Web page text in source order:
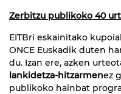
Zerbitzu publikoko 40
EITBri eskainitako
ONCE Euskadik duten
du. Izan ere, azken
lankidetza-hitzarmenez
publikoko hainbat